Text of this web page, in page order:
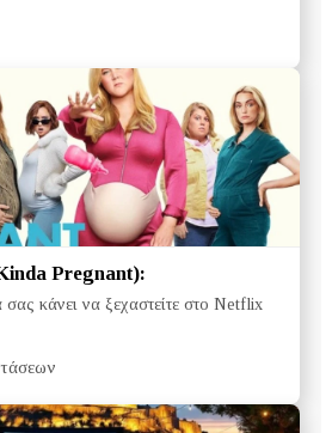
Pregnant):
κάνει να ξεχαστείτε στο Netflix